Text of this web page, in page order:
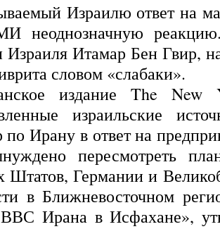
Израилю ответ на
неоднозначную
Израиля Итамар Бен Гвир,
словом «слабаки».
издание The
израильские
Ирану в ответ на
пересмотреть
Германии и
в Ближневосточном
Ирана в Исфахане»,